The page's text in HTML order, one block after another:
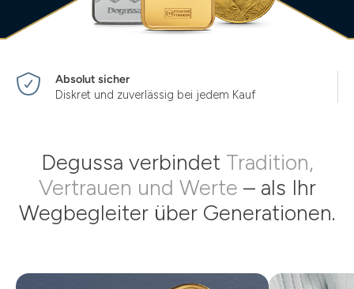
Absolut sicher
Diskret und zuverlässig bei jedem Kauf
Degussa verbindet Tradition,
Vertrauen und Werte – als Ihr
Wegbegleiter über Generationen.